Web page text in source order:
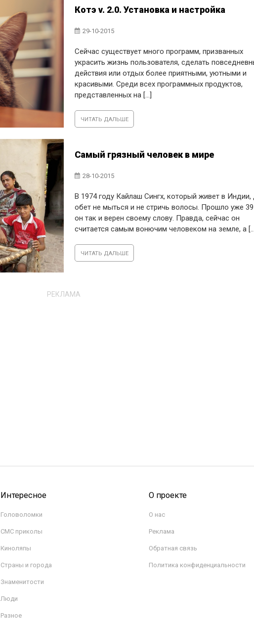
Котэ v. 2.0. Установка и настройка
29-10-2015
Сейчас существует много программ, призванных
украсить жизнь пользователя, сделать
действия или отдых более приятными, уютными и
красивыми. Среди всех программных продуктов,
представленных на [...]
ЧИТАТЬ ДАЛЬШЕ
Самый грязный человек в мире
28-10-2015
В 1974 году Кайлаш Сингх, который живет в Индии,
обет не мыться и не стричь волосы. Прошло уже 39
он так и верен своему слову. Правда, сейчас он
считается самым вонючим человеком на земле, а
ЧИТАТЬ ДАЛЬШЕ
РЕКЛАМА
Интересное
Головоломки
СМС приколы
Киноляпы
Страны и города
Знаменитости
Люди
Разное
О проекте
О нас
Реклама
Обратная связь
Политика конфиденциальности